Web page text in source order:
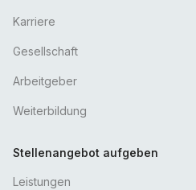
Karriere
Gesellschaft
Arbeitgeber
Weiterbildung
Stellenangebot aufgeben
Leistungen